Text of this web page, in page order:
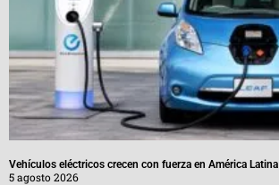
Vehículos eléctricos crecen con fuerza en América Latina
5 agosto 2026